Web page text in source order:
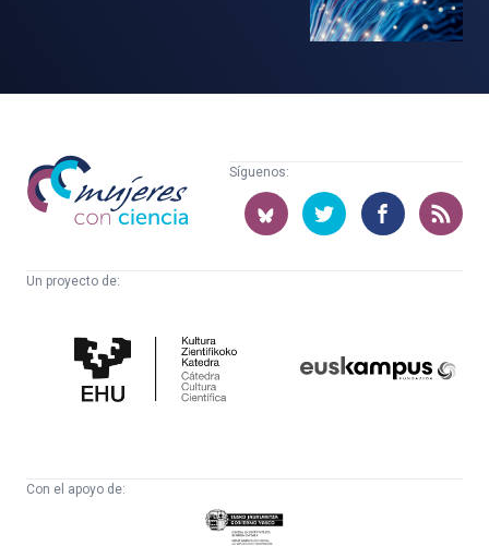
Mujeres
con
ciencia
Síguenos:
Un proyecto de:
Cultura
Científica
Con el apoyo de:
Eusko